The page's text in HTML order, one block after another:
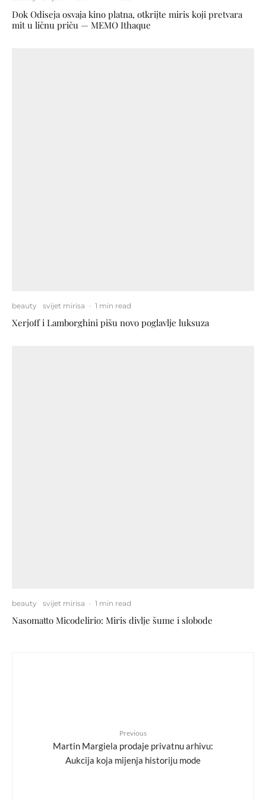
Dok Odiseja osvaja kino platna, otkrijte miris koji pretvara
mit u ličnu priču — MEMO Ithaque
beauty svijet mirisa · 1 min read
Xerjoff i Lamborghini pišu novo poglavlje luksuza
beauty svijet mirisa · 1 min read
Nasomatto Micodelirio: Miris divlje šume i slobode
Previous
Martin Margiela prodaje privatnu arhivu:
Aukcija koja mijenja historiju mode